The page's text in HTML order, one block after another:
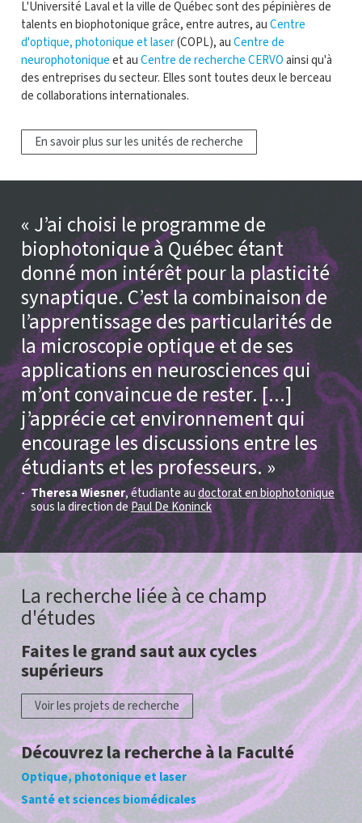
L'Université Laval et la ville de Québec sont des pépinières de
talents en biophotonique grâce, entre autres, au Centre
d'optique, photonique et laser(COPL), au Centre de
neurophotonique et au Centre de recherche CERVO ainsi qu'à
des entreprises du secteur. Elles sont toutes deux le berceau
de collaborations internationales.
En savoir plus sur les unités de recherche
J’ai choisi le programme de
biophotonique à Québec étant
donné mon intérêt pour la plasticité
synaptique. C’est la combinaison de
l’apprentissage des particularités de
la microscopie optique et de ses
applications en neurosciences qui
m’ont convaincue de rester. [...]
j’apprécie cet environnement qui
encourage les discussions entre les
étudiants et les professeurs.
Theresa Wiesner, étudiante audoctorat en biophotonique
sous la direction dePaul De Koninck
La recherche liée à ce champ
d'études
Faites le grand saut aux cycles
supérieurs
Voir les projets de recherche
Découvrez la recherche à la Faculté
Optique, photonique et laser
Santé et sciences biomédicales